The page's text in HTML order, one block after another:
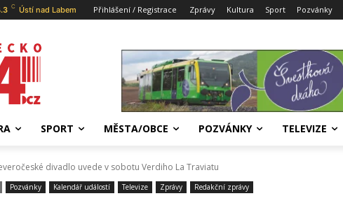
C Ústí nad Labem Přihlášení / Registrace Zprávy Kultura Sport Pozvánky
SPORT MĚSTA/OBCE POZVÁNKY TELEVIZE
divadlo uvede v sobotu Verdiho La Traviatu
Pozvánky Kalendář událostí Televize Zprávy Redakční zprávy